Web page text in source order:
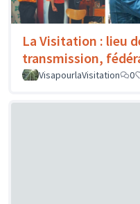
La Visitation : lieu
transmission,
VisapourlaVisitation
0